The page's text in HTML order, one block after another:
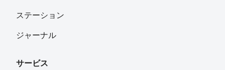
ステーション
ジャーナル
サービス